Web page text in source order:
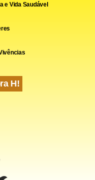
e Vida Saudável
H!